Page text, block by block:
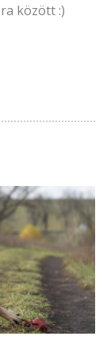
között :)